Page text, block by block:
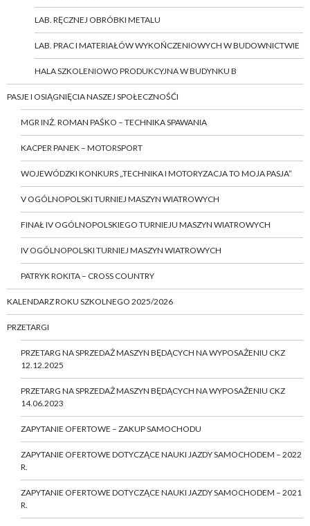
LAB. RĘCZNEJ OBRÓBKI METALU
LAB. PRAC I MATERIAŁÓW WYKOŃCZENIOWYCH W BUDOWNICTWIE
HALA SZKOLENIOWO PRODUKCYJNA W BUDYNKU B
PASJE I OSIĄGNIĘCIA NASZEJ SPOŁECZNOŚĆI
MGR INŻ. ROMAN PAŚKO – TECHNIKA SPAWANIA
KACPER PANEK – MOTORSPORT
WOJEWÓDZKI KONKURS „TECHNIKA I MOTORYZACJA TO MOJA PASJA”
V OGÓLNOPOLSKI TURNIEJ MASZYN WIATROWYCH
FINAŁ IV OGÓLNOPOLSKIEGO TURNIEJU MASZYN WIATROWYCH
IV OGÓLNOPOLSKI TURNIEJ MASZYN WIATROWYCH
PATRYK ROKITA – CROSS COUNTRY
KALENDARZ ROKU SZKOLNEGO 2025/2026
PRZETARGI
PRZETARG NA SPRZEDAŻ MASZYN BĘDĄCYCH NA WYPOSAŻENIU CKZ
12.12.2025
PRZETARG NA SPRZEDAŻ MASZYN BĘDĄCYCH NA WYPOSAŻENIU CKZ
14.06.2023
ZAPYTANIE OFERTOWE – ZAKUP SAMOCHODU
ZAPYTANIE OFERTOWE DOTYCZĄCE NAUKI JAZDY SAMOCHODEM – 2022
R.
ZAPYTANIE OFERTOWE DOTYCZĄCE NAUKI JAZDY SAMOCHODEM – 2021
R.